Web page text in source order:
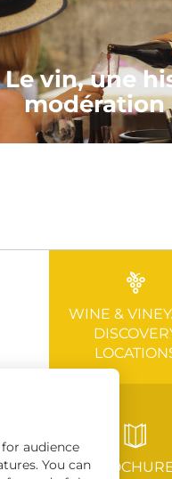
Le vin, une
modération
WINE &
audience
You can